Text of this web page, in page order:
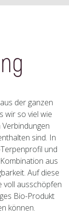
der ganzen
wir so viel wie
sind. In
und
aus
Auf diese
voll ausschöpfen
Bio-Produkt
können.